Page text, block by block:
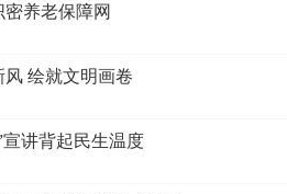
养老保障网
绘就文明画卷
讲背起民生温度